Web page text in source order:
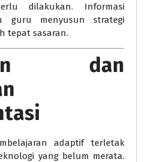
dilakukan. Informasi
guru menyusun strategi
tepat sasaran.
dan
adaptif terletak
yang belum merata.